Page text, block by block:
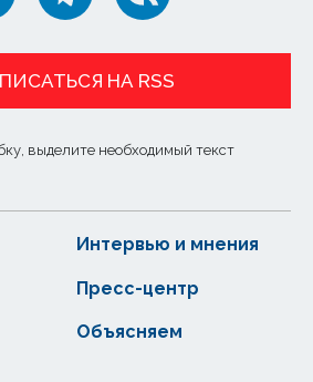
НА RSS
выделите необходимый текст
Интервью и мнения
Пресс-центр
Объясняем